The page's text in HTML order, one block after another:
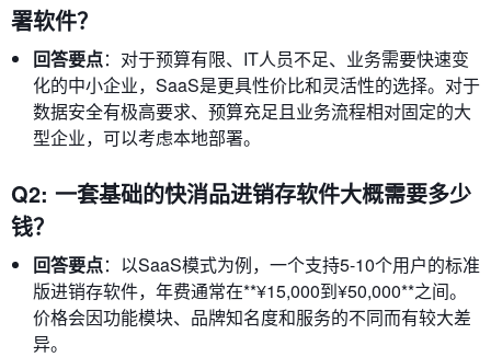
署软件？
回答要点：对于预算有限、IT人员不足、业务需要快速变
化的中小企业，SaaS是更具性价比和灵活性的选择。对于
数据安全有极高要求、预算充足且业务流程相对固定的大
型企业，可以考虑本地部署。
Q2: 一套基础的快消品进销存软件大概需要多少
钱？
回答要点：以SaaS模式为例，一个支持5-10个用户的标准
版进销存软件，年费通常在**¥15,000到¥50,000**之间。
价格会因功能模块、品牌知名度和服务的不同而有较大差
异。